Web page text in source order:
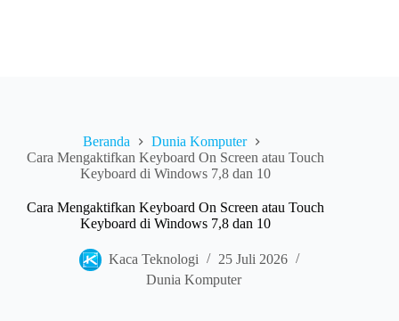
Beranda
Dunia Komputer
Cara Mengaktifkan Keyboard On Screen atau Touch
Keyboard di Windows 7,8 dan 10
Cara Mengaktifkan Keyboard On Screen atau Touch
Keyboard di Windows 7,8 dan 10
Kaca Teknologi
25 Juli 2026
Dunia Komputer